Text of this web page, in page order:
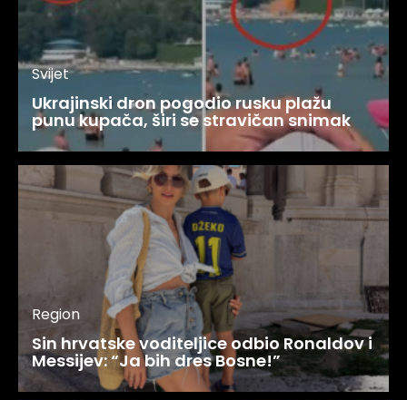
Svijet
Ukrajinski dron pogodio rusku plažu
punu kupača, širi se stravičan snimak
Region
Sin hrvatske voditeljice odbio Ronaldov i
Messijev: “Ja bih dres Bosne!”